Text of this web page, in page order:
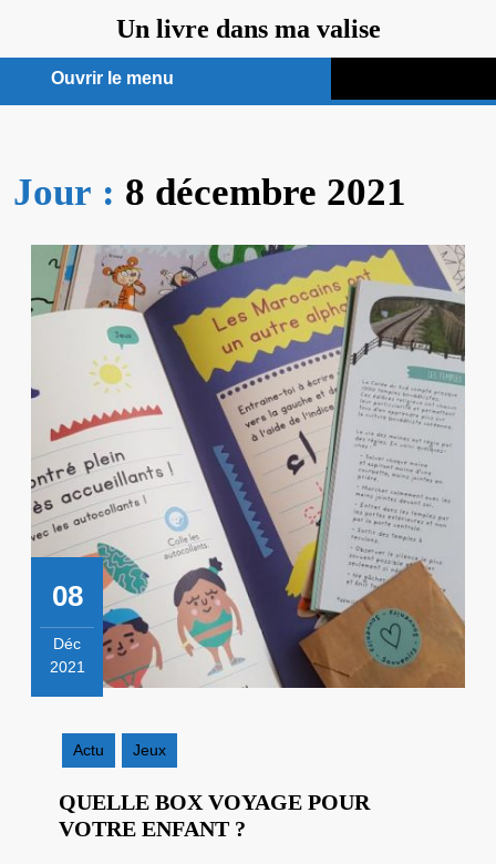
contenu
Un livre dans ma valise
Ouvrir le menu
menu
Jour : 8 décembre 2021
08
Déc
2021
2021
Actu
Jeux
QUELLE BOX VOYAGE POUR
VOTRE ENFANT ?